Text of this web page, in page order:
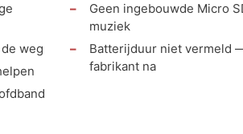
weg
Geen ingebouwde Micro
muziek
Batterijduur niet vermeld
fabrikant na